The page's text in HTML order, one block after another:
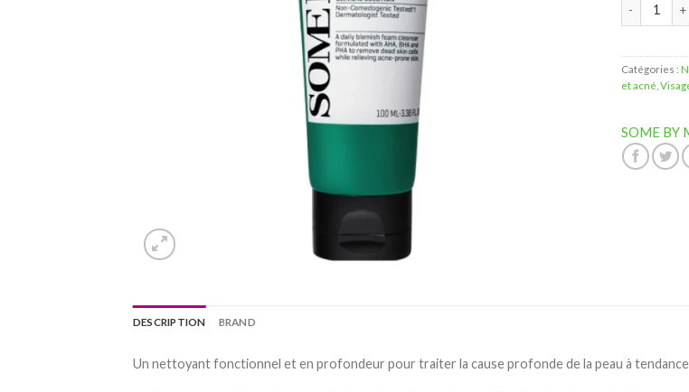
Catégories :
et acné
SOME BY
DESCRIPTION BRAND
Un nettoyant fonctionnel et en profondeur pour traiter la cause profonde de la peau à tendance